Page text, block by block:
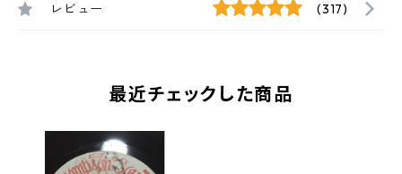
レビュー (317)
最近チェックした商品